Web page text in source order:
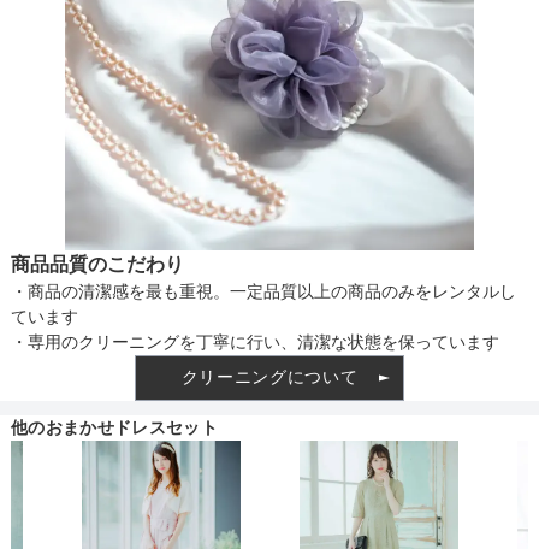
商品品質のこだわり
・商品の清潔感を最も重視。一定品質以上の商品のみをレンタルし
ています
・専用のクリーニングを丁寧に行い、清潔な状態を保っています
クリーニングについて
他のおまかせドレスセット